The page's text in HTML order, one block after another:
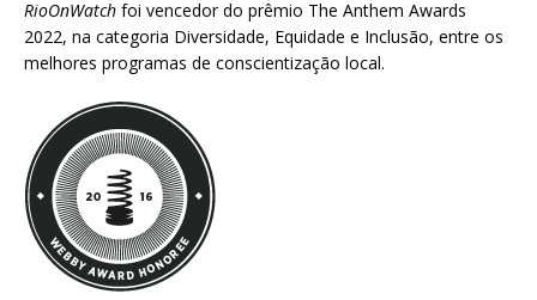
RioOnWatch foi vencedor do prêmio The Anthem Awards
2022, na categoria Diversidade, Equidade e Inclusão, entre os
melhores programas de conscientização local.